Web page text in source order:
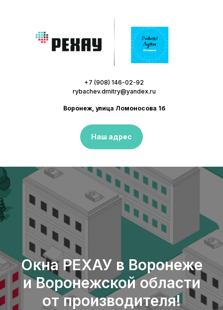
+7 (908) 146-02-92
rybachev.dmitry@yandex.ru
Воронеж, улица Ломоносова 1б
Наш адрес
Окна РЕХАУ в Воронеже
и Воронежской области
от производителя!